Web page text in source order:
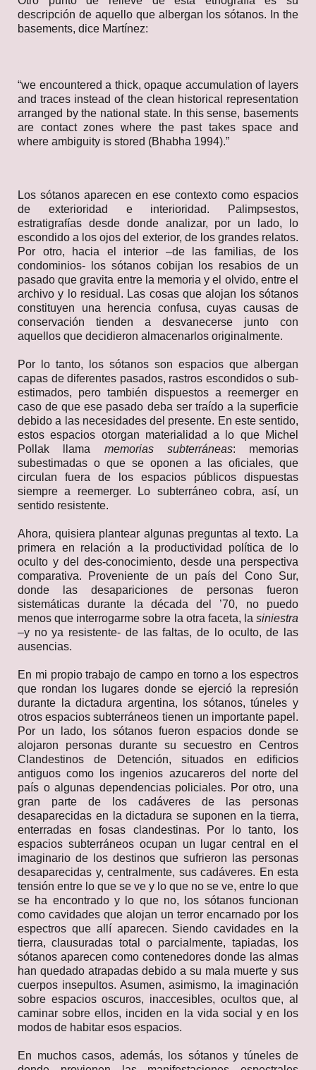
descripción de aquello que albergan los sótanos. In the
basements, dice Martínez:
“we encountered a thick, opaque accumulation of layers
and traces instead of the clean historical representation
arranged by the national state. In this sense, basements
are contact zones where the past takes space and
where ambiguity is stored (Bhabha 1994).”
Los sótanos aparecen en ese contexto como espacios
de exterioridad e interioridad. Palimpsestos,
estratigrafías desde donde analizar, por un lado, lo
escondido a los ojos del exterior, de los grandes relatos.
Por otro, hacia el interior –de las familias, de los
condominios- los sótanos cobijan los resabios de un
pasado que gravita entre la memoria y el olvido, entre el
archivo y lo residual. Las cosas que alojan los sótanos
constituyen una herencia confusa, cuyas causas de
conservación tienden a desvanecerse junto con
aquellos que decidieron almacenarlos originalmente.
Por lo tanto, los sótanos son espacios que albergan
capas de diferentes pasados, rastros escondidos o sub-
estimados, pero también dispuestos a reemerger en
caso de que ese pasado deba ser traído a la superficie
debido a las necesidades del presente. En este sentido,
estos espacios otorgan materialidad a lo que Michel
Pollak llama memorias subterráneas:
memorias
subestimadas o que se oponen a las oficiales, que
circulan fuera de los espacios públicos dispuestas
siempre a reemerger. Lo subterráneo cobra, así, un
sentido resistente.
Ahora, quisiera plantear algunas preguntas al texto. La
primera en relación a la productividad política de lo
oculto y del des-conocimiento, desde una perspectiva
comparativa. Proveniente de un país del Cono Sur,
donde las desapariciones de personas fueron
sistemáticas durante la década del ’70, no puedo
menos que interrogarme sobre la otra faceta, la siniestra
–y no ya resistente- de las faltas, de lo oculto, de las
ausencias.
En mi propio trabajo de campo en torno a los espectros
que rondan los lugares donde se ejerció la represión
durante la dictadura argentina, los sótanos, túneles y
otros espacios subterráneos tienen un importante papel.
Por un lado, los sótanos fueron espacios donde se
alojaron personas durante su secuestro en Centros
Clandestinos de Detención, situados en edificios
antiguos como los ingenios azucareros del norte del
país o algunas dependencias policiales. Por otro, una
gran parte de los cadáveres de las personas
desaparecidas en la dictadura se suponen en la tierra,
enterradas en fosas clandestinas. Por lo tanto, los
espacios subterráneos ocupan un lugar central en el
imaginario de los destinos que sufrieron las personas
desaparecidas y, centralmente, sus cadáveres. En esta
tensión entre lo que se ve y lo que no se ve, entre lo que
se ha encontrado y lo que no, los sótanos funcionan
como cavidades que alojan un terror encarnado por los
espectros que allí aparecen. Siendo cavidades en la
tierra, clausuradas total o parcialmente, tapiadas, los
sótanos aparecen como contenedores donde las almas
han quedado atrapadas debido a su mala muerte y sus
cuerpos insepultos. Asumen, asimismo, la imaginación
sobre espacios oscuros, inaccesibles, ocultos que, al
caminar sobre ellos, inciden en la vida social y en los
modos de habitar esos espacios.
En muchos casos, además, los sótanos y túneles de